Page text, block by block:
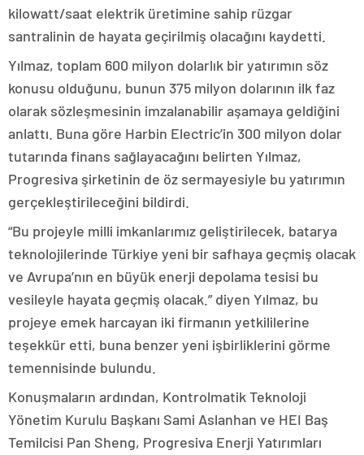
kilowatt/saat elektrik üretimine sahip rüzgar
santralinin de hayata geçirilmiş olacağını kaydetti.
Yılmaz, toplam 600 milyon dolarlık bir yatırımın söz
konusu olduğunu, bunun 375 milyon dolarının ilk faz
olarak sözleşmesinin imzalanabilir aşamaya geldiğini
anlattı. Buna göre Harbin Electric’in 300 milyon dolar
tutarında finans sağlayacağını belirten Yılmaz,
Progresiva şirketinin de öz sermayesiyle bu yatırımın
gerçekleştirileceğini bildirdi.
“Bu projeyle milli imkanlarımız geliştirilecek, batarya
teknolojilerinde Türkiye yeni bir safhaya geçmiş olacak
ve Avrupa’nın en büyük enerji depolama tesisi bu
vesileyle hayata geçmiş olacak.” diyen Yılmaz, bu
projeye emek harcayan iki firmanın yetkililerine
teşekkür etti, buna benzer yeni işbirliklerini görme
temennisinde bulundu.
Konuşmaların ardından, Kontrolmatik Teknoloji
Yönetim Kurulu Başkanı Sami Aslanhan ve HEI Baş
Temilcisi Pan Sheng, Progresiva Enerji Yatırımları